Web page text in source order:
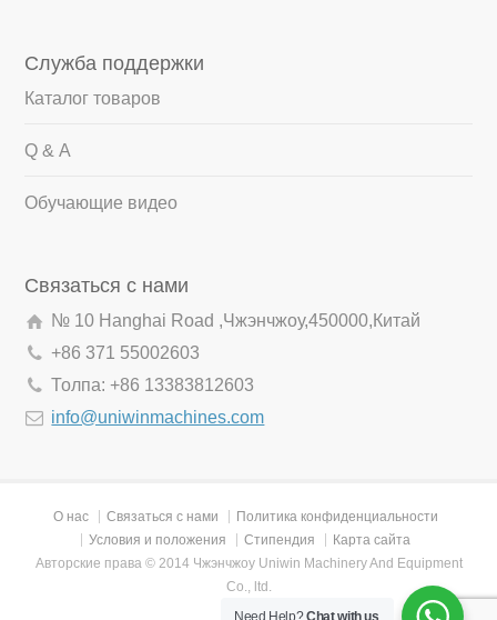
Служба поддержки
Каталог товаров
Q & А
Обучающие видео
Связаться с нами
№ 10 Hanghai Road ,Чжэнчжоу,450000,Китай
+86 371 55002603
Толпа: +86 13383812603
info@uniwinmachines.com
О нас Связаться с нами
Политика конфиденциальности
Условия и положения
Стипендия
Карта сайта
Авторские права © 2014 Чжэнчжоу Uniwin Machinery And Equipment
Co., ltd.
Need Help?Chat with us